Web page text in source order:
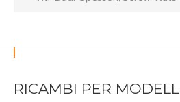
RICAMBI PER